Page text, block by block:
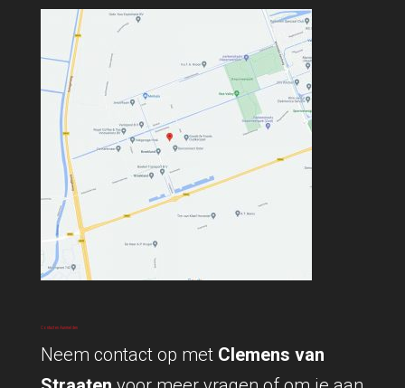
Contact en Aanmelden
Neem contact op met Clemens van